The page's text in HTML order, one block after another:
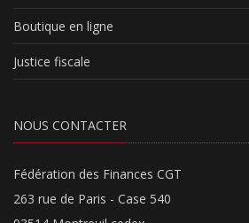
Boutique en ligne
Justice fiscale
NOUS CONTACTER
Fédération des Finances CGT
263 rue de Paris - Case 540